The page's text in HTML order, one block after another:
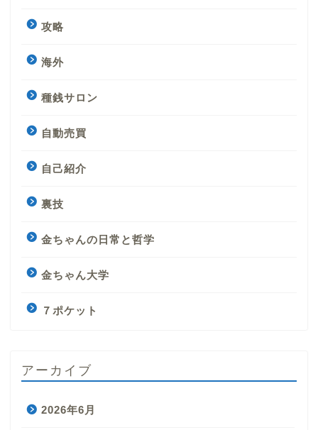
攻略
海外
種銭サロン
自動売買
自己紹介
裏技
金ちゃんの日常と哲学
金ちゃん大学
７ポケット
アーカイブ
2026年6月